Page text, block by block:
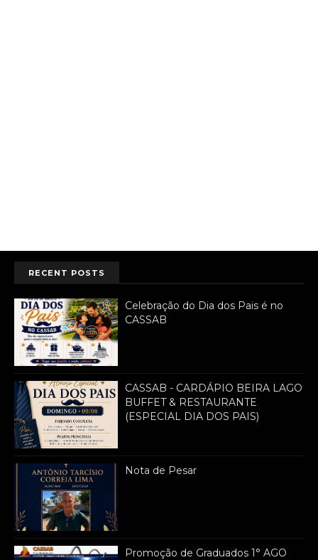
RECENT POSTS
Celebração do Dia dos Pais é no
CASSAB
CASSAB - CARDÁPIO BEIRA LAGO
BUFFET & RESTAURANTE
(ESPECIAL DIA DOS PAIS)
Nota de Pesar
Promoção de Graduados 1° AGO